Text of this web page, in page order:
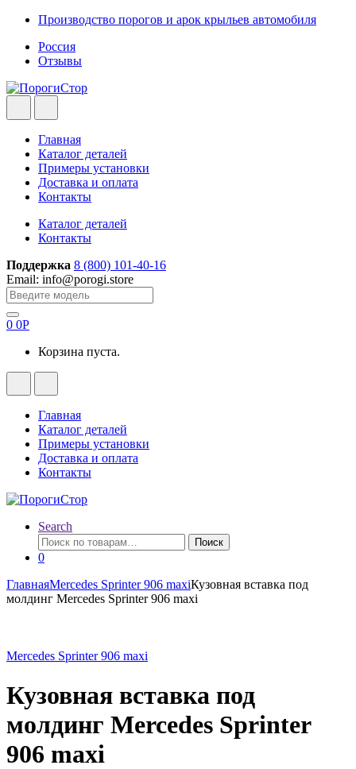
Skip
navigation
Skip
content
Производство порогов и арок крыльев автомобиля
Россия
Отзывы
Главная
Каталог деталей
Примеры установки
Доставка и оплата
Контакты
Каталог деталей
Контакты
Поддержка 8 (800) 101-40-16
Email: info@porogi.store
Search
for:
0 0Р
Корзина пуста.
Главная
Каталог деталей
Примеры установки
Доставка и оплата
Контакты
Search
Искать:
Поиск
0
ГлавнаяMercedes Sprinter 906 maxiКузовная вставка под
молдинг Mercedes Sprinter 906 maxi
Mercedes Sprinter 906 maxi
Кузовная вставка под
молдинг Mercedes Sprinter
906 maxi